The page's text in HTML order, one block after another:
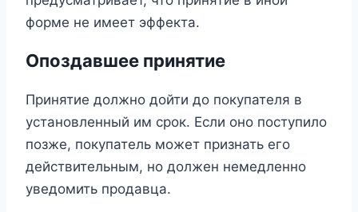
форме не имеет эффекта.
Опоздавшее принятие
Принятие должно дойти до покупателя в
установленный им срок. Если оно поступило
позже, покупатель может признать его
действительным, но должен немедленно
уведомить продавца.